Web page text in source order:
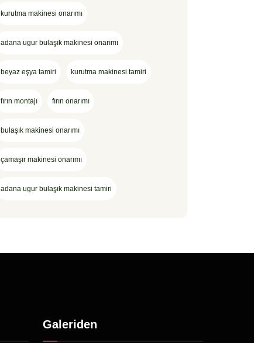
kurutma makinesi onarımı
adana ugur bulaşık makinesi onarımı
beyaz eşya tamiri kurutma makinesi tamiri
fırın montajı fırın onarımı
bulaşık makinesi onarımı
çamaşır makinesi onarımı
adana ugur bulaşık makinesi tamiri
Galeriden